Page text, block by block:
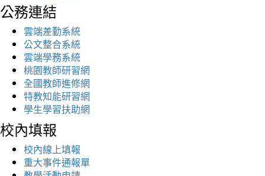
公務連結
雲端差勤系統
公文整合系統
雲端學務系統
桃園教師研習網
全國教師進修網
特教知能研習網
學生學習扶助網
校內填報
校內線上填報
重大事件通報單